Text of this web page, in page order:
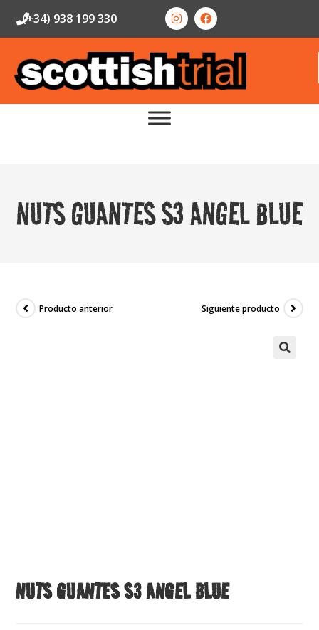
(+34) 938 199 330
NUTS GUANTES S3 ANGEL BLUE
Producto anterior Siguiente producto
NUTS GUANTES S3 ANGEL BLUE